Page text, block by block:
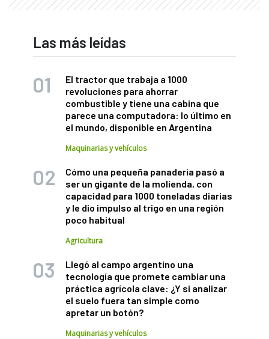
Las más leídas
El tractor que trabaja a 1000
revoluciones para ahorrar
combustible y tiene una cabina que
parece una computadora: lo último en
el mundo, disponible en Argentina
Maquinarias y vehículos
Cómo una pequeña panadería pasó a
ser un gigante de la molienda, con
capacidad para 1000 toneladas diarias
y le dio impulso al trigo en una región
poco habitual
Agricultura
Llegó al campo argentino una
tecnología que promete cambiar una
práctica agrícola clave: ¿Y si analizar
el suelo fuera tan simple como
apretar un botón?
Maquinarias y vehículos